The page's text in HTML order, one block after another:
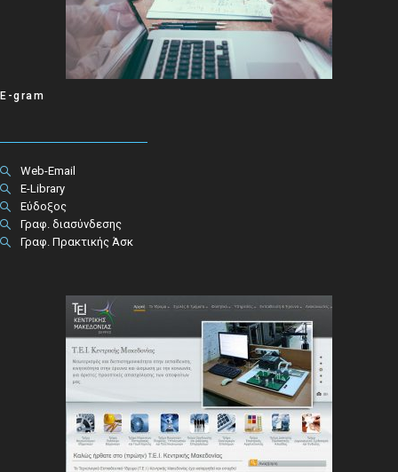
E-gram
Web-Email
E-Library
Εύδοξος
Γραφ. διασύνδεσης
Γραφ. Πρακτικής Άσκ